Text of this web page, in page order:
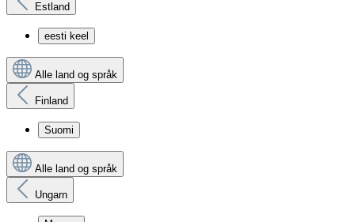
Estland
eesti keel
Alle land og språk
Finland
Suomi
Alle land og språk
Ungarn